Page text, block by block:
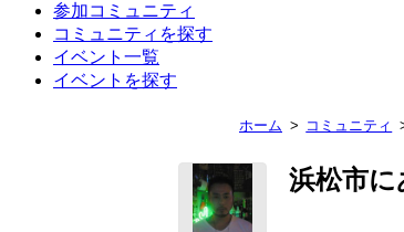
参加コミュニティ
コミュニティを探す
イベント一覧
イベントを探す
ホーム コミュニティ
浜松市に